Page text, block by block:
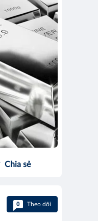
Chia sẻ
0 Theo dõi